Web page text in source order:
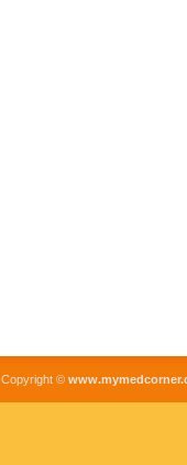
Copyright ©